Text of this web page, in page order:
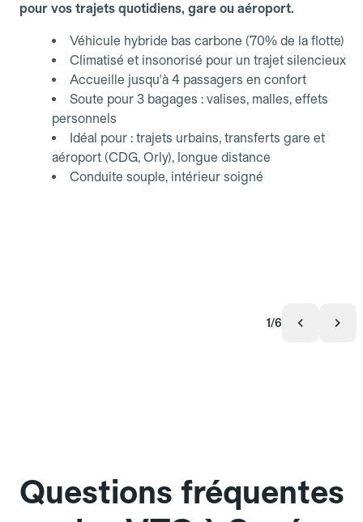
pour vos trajets quotidiens, gare ou aéroport.
Véhicule hybride bas carbone (70% de la flotte)
Climatisé et insonorisé pour un trajet silencieux
Accueille jusqu'à 4 passagers en confort
Soute pour 3 bagages : valises, malles, effets
personnels
Idéal pour : trajets urbains, transferts gare et
aéroport (CDG, Orly), longue distance
Conduite souple, intérieur soigné
1/6
Questions fréquentes